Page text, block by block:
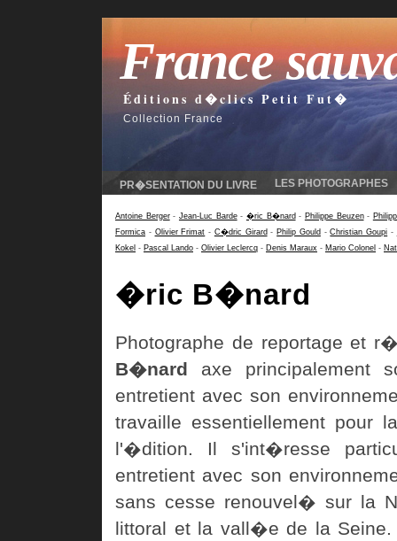
France
Éditions d�clics Petit Fut�
Collection France
PR�SENTATION DU LIVRE LES PHOTOGRAPHES
Antoine Berger- Jean-Luc Barde- �ric B�nard - Philippe Beuzen-
Formica - Olivier Frimat - C�dric Girard - Philip Gould -Christian Goupi -
Kokel - Pascal Lando - Olivier Leclercq - Denis Maraux - Mario Colonel -
�ric B�nard
Photographe de reportage et
B�nard axe principalement
entretient avec son
travaille essentiellement pour
l'�dition. Il s'int�resse
entretient avec son
sans cesse renouvel� sur la
littoral et la vall�e de la